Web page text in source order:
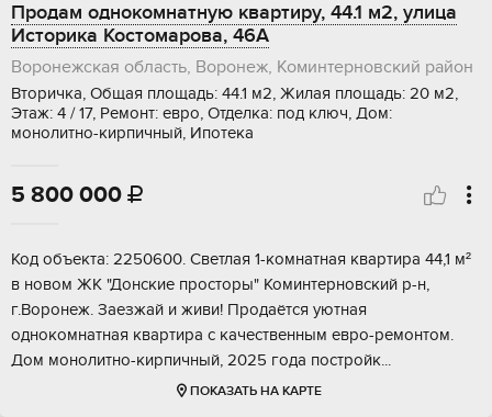
Продам однокомнатную квартиру, 44.1 м2, улица
Историка Костомарова, 46А
Воронежская область, Воронеж, Коминтерновский район
Вторичка, Общая площадь: 44.1 м2, Жилая площадь: 20 м2,
Этаж: 4 / 17, Ремонт: евро, Отделка: под ключ, Дом:
монолитно-кирпичный, Ипотека
5 800 000 
Код объекта: 2250600. Светлая 1-комнатная квартира 44,1 м²
в новом ЖК "Донские просторы" Коминтерновский р-н,
г.Воронеж. Заезжай и живи! Продаётся уютная
однокомнатная квартира с качественным евро-ремонтом.
Дом монолитно-кирпичный, 2025 года постройк...
ПОКАЗАТЬ НА КАРТЕ